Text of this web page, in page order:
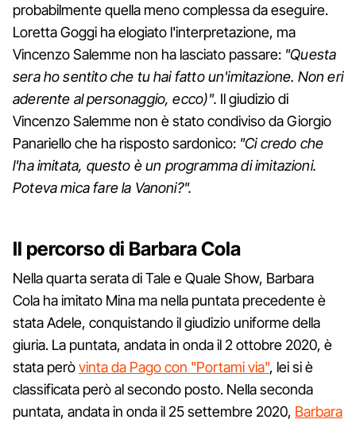
probabilmente quella meno complessa da eseguire.
Loretta Goggi ha elogiato l'interpretazione, ma
Vincenzo Salemme non ha lasciato passare: "Questa
sera ho sentito che tu hai fatto un'imitazione. Non eri
aderente al personaggio, ecco)". Il giudizio di
Vincenzo Salemme non è stato condiviso da Giorgio
Panariello che ha risposto sardonico: "Ci credo che
l'ha imitata, questo è un programma di imitazioni.
Poteva mica fare la Vanoni?".
Il percorso di Barbara Cola
Nella quarta serata di Tale e Quale Show, Barbara
Cola ha imitato Mina ma nella puntata precedente è
stata Adele, conquistando il giudizio uniforme della
giuria. La puntata, andata in onda il 2 ottobre 2020, è
stata peròvinta da Pago con "Portami via", lei si è
classificata però al secondo posto. Nella seconda
puntata, andata in onda il 25 settembre 2020, Barbara